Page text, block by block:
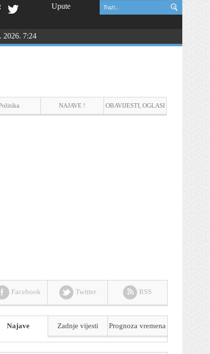
Upute
i DAN HRVATSKIH BRANITELJA
2026. 7:24
NAJAVE ! OBAVIJESTI, OGLASI
Facebook Twitter RSS
Najave Zadnje vijesti Prognoza vremena